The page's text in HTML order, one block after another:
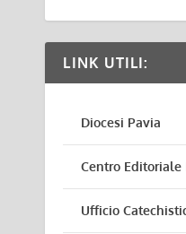
LINK UTILI:
Diocesi Pavia
Centro Editoriale
Ufficio